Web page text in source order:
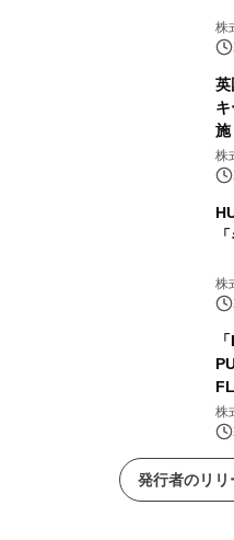
株
英
施
株
株
す
株
発行者のリリ